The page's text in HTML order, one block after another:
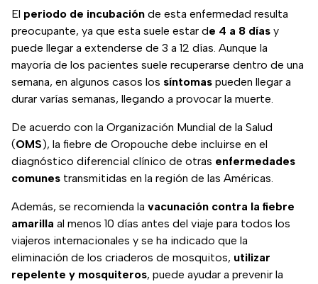
El periodo de incubación de esta enfermedad resulta
preocupante, ya que esta suele estar de 4 a 8 días y
puede llegar a extenderse de 3 a 12 días. Aunque la
mayoría de los pacientes suele recuperarse dentro de una
semana, en algunos casos los síntomas pueden llegar a
durar varías semanas, llegando a provocar la muerte.
De acuerdo con la Organización Mundial de la Salud
(OMS), la fiebre de Oropouche debe incluirse en el
diagnóstico diferencial clínico de otras enfermedades
comunes transmitidas en la región de las Américas.
Además, se recomienda la vacunación contra la fiebre
amarilla al menos 10 días antes del viaje para todos los
viajeros internacionales y se ha indicado que la
eliminación de los criaderos de mosquitos, utilizar
repelente y mosquiteros, puede ayudar a prevenir la